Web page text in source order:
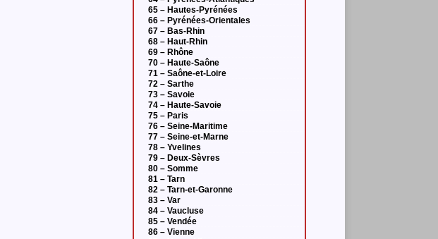
65 – Hautes-Pyrénées
66 – Pyrénées-Orientales
67 – Bas-Rhin
68 – Haut-Rhin
69 – Rhône
70 – Haute-Saône
71 – Saône-et-Loire
72 – Sarthe
73 – Savoie
74 – Haute-Savoie
75 – Paris
76 – Seine-Maritime
77 – Seine-et-Marne
78 – Yvelines
79 – Deux-Sèvres
80 – Somme
81 – Tarn
82 – Tarn-et-Garonne
83 – Var
84 – Vaucluse
85 – Vendée
86 – Vienne